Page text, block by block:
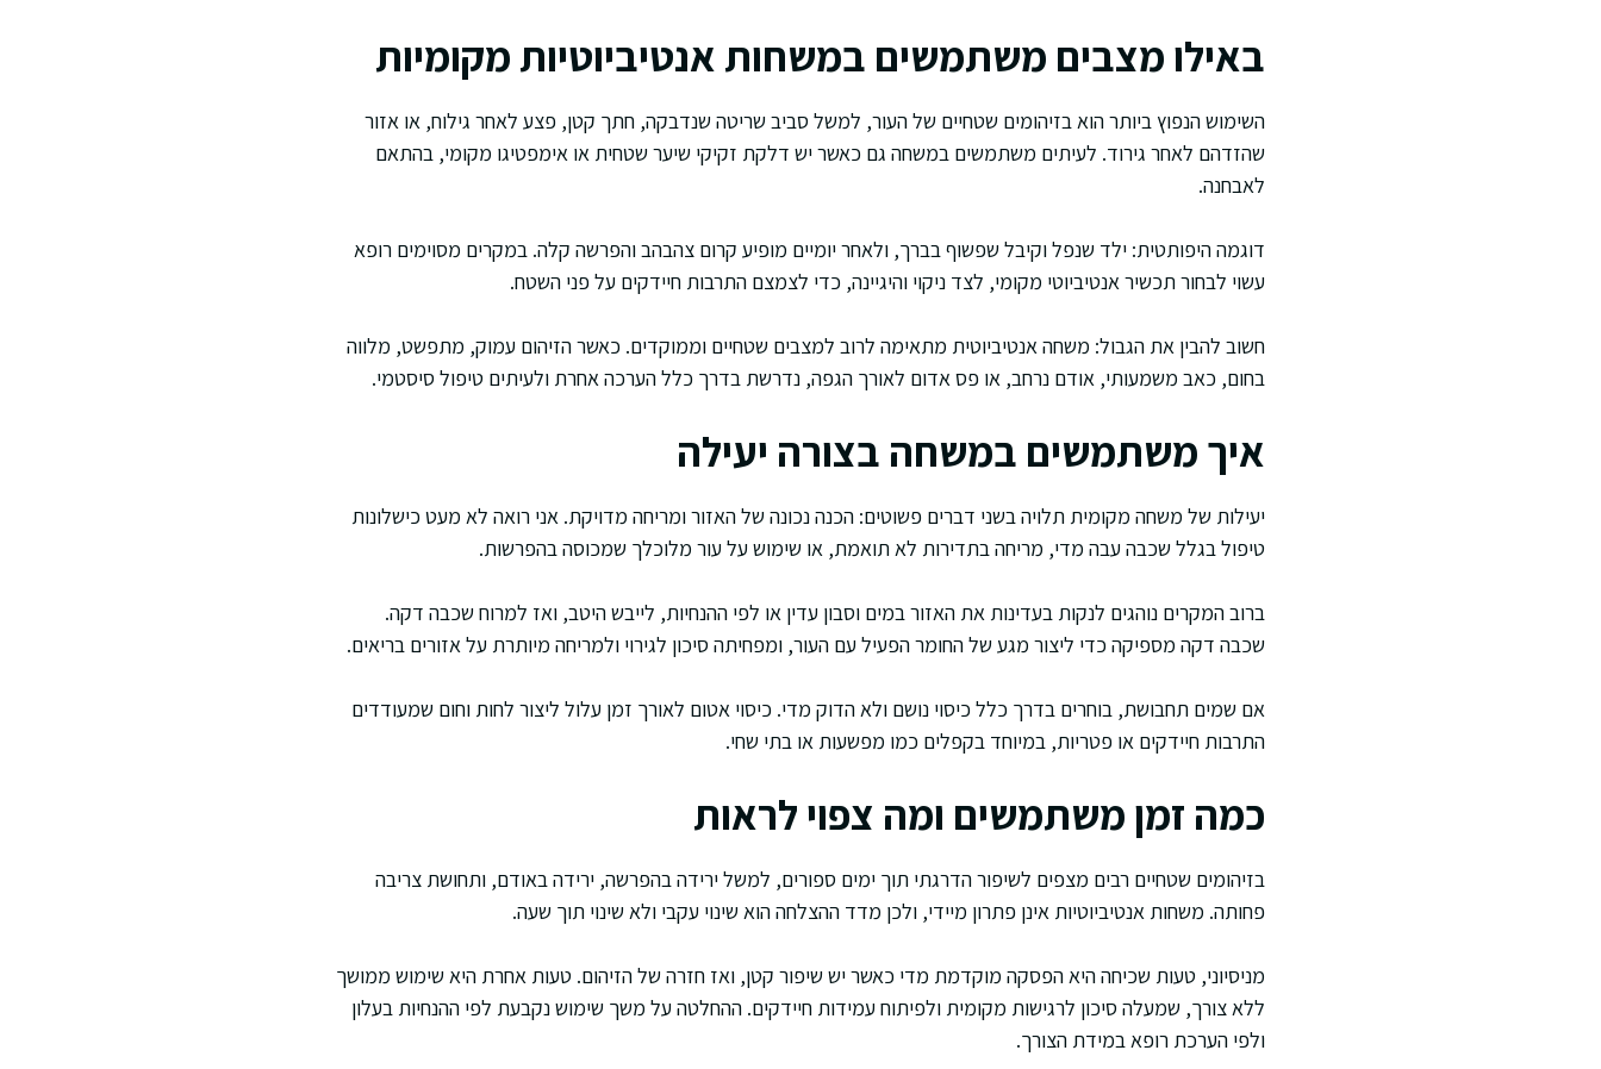
באילו מצבים משתמשים במשחות אנטיביוטיות מקומיות
השימוש הנפוץ ביותר הוא בזיהומים שטחיים של העור, למשל סביב שריטה שנדבקה, חתך קטן, פצע לאחר גילוח, או אזור
שהזדהם לאחר גירוד. לעיתים משתמשים במשחה גם כאשר יש דלקת זקיקי שיער שטחית או אימפטיגו מקומי, בהתאם
לאבחנה.
דוגמה היפותטית: ילד שנפל וקיבל שפשוף בברך, ולאחר יומיים מופיע קרום צהבהב והפרשה קלה. במקרים מסוימים רופא
עשוי לבחור תכשיר אנטיביוטי מקומי, לצד ניקוי והיגיינה, כדי לצמצם התרבות חיידקים על פני השטח.
חשוב להבין את הגבול: משחה אנטיביוטית מתאימה לרוב למצבים שטחיים וממוקדים. כאשר הזיהום עמוק, מתפשט, מלווה
בחום, כאב משמעותי, אודם נרחב, או פס אדום לאורך הגפה, נדרשת בדרך כלל הערכה אחרת ולעיתים טיפול סיסטמי.
איך משתמשים במשחה בצורה יעילה
יעילות של משחה מקומית תלויה בשני דברים פשוטים: הכנה נכונה של האזור ומריחה מדויקת. אני רואה לא מעט כישלונות
טיפול בגלל שכבה עבה מדי, מריחה בתדירות לא תואמת, או שימוש על עור מלוכלך שמכוסה בהפרשות.
ברוב המקרים נוהגים לנקות בעדינות את האזור במים וסבון עדין או לפי ההנחיות, לייבש היטב, ואז למרוח שכבה דקה.
שכבה דקה מספיקה כדי ליצור מגע של החומר הפעיל עם העור, ומפחיתה סיכון לגירוי ולמריחה מיותרת על אזורים בריאים.
אם שמים תחבושת, בוחרים בדרך כלל כיסוי נושם ולא הדוק מדי. כיסוי אטום לאורך זמן עלול ליצור לחות וחום שמעודדים
התרבות חיידקים או פטריות, במיוחד בקפלים כמו מפשעות או בתי שחי.
כמה זמן משתמשים ומה צפוי לראות
בזיהומים שטחיים רבים מצפים לשיפור הדרגתי תוך ימים ספורים, למשל ירידה בהפרשה, ירידה באודם, ותחושת צריבה
פחותה. משחות אנטיביוטיות אינן פתרון מיידי, ולכן מדד ההצלחה הוא שינוי עקבי ולא שינוי תוך שעה.
מניסיוני, טעות שכיחה היא הפסקה מוקדמת מדי כאשר יש שיפור קטן, ואז חזרה של הזיהום. טעות אחרת היא שימוש ממושך
ללא צורך, שמעלה סיכון לרגישות מקומית ולפיתוח עמידות חיידקים. ההחלטה על משך שימוש נקבעת לפי ההנחיות בעלון
ולפי הערכת רופא במידת הצורך.